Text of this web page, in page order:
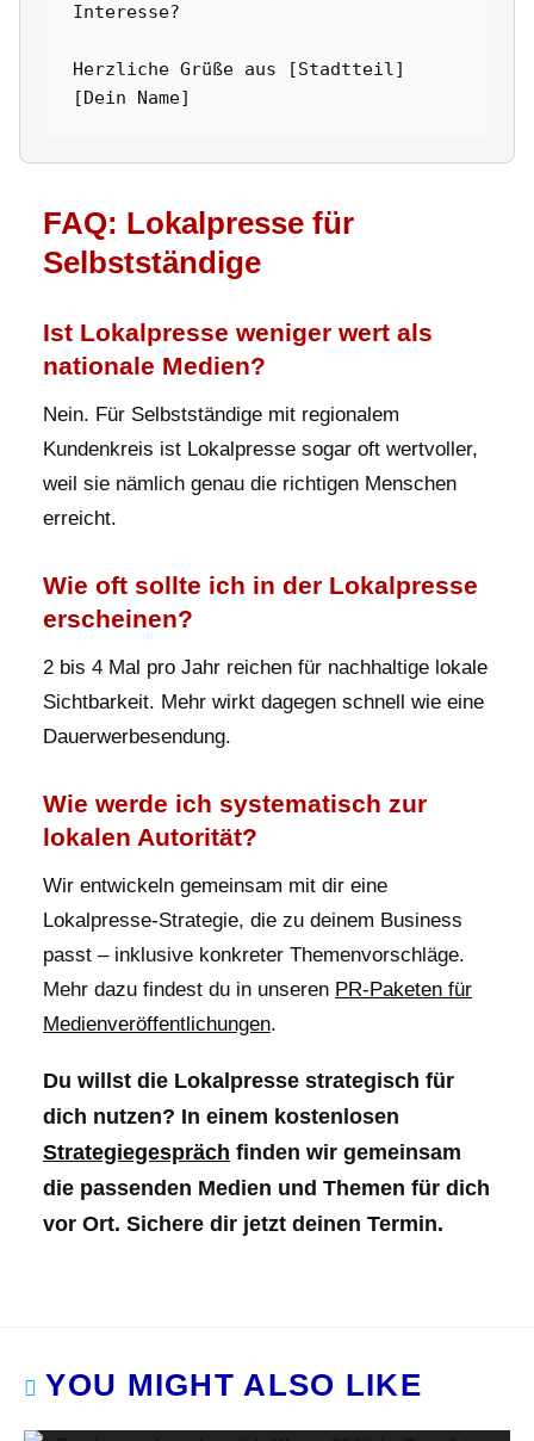
Interesse?
Herzliche Grüße aus [Stadtteil]
[Dein Name]
FAQ: Lokalpresse für
Selbstständige
Ist Lokalpresse weniger wert als
nationale Medien?
Nein. Für Selbstständige mit regionalem
Kundenkreis ist Lokalpresse sogar oft wertvoller,
weil sie nämlich genau die richtigen Menschen
erreicht.
Wie oft sollte ich in der Lokalpresse
erscheinen?
2 bis 4 Mal pro Jahr reichen für nachhaltige lokale
Sichtbarkeit. Mehr wirkt dagegen schnell wie eine
Dauerwerbesendung.
Wie werde ich systematisch zur
lokalen Autorität?
Wir entwickeln gemeinsam mit dir eine
Lokalpresse-Strategie, die zu deinem Business
passt – inklusive konkreter Themenvorschläge.
Mehr dazu findest du in unseren PR-Paketen für
Medienveröffentlichungen.
Du willst die Lokalpresse strategisch für
dich nutzen? In einem kostenlosen
Strategiegespräch finden wir gemeinsam
die passenden Medien und Themen für dich
vor Ort. Sichere dir jetzt deinen Termin.
YOU MIGHT ALSO LIKE